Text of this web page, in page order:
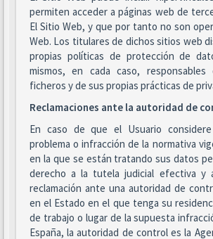
permiten acceder a páginas web de
El Sitio Web, y que por tanto no son
Web. Los titulares de dichos sitios web
propias políticas de protección de
mismos, en cada caso,
ficheros y de sus propias prácticas de
Reclamaciones ante la autoridad de
En caso de que el Usuario
problema o infracción de la normativa
en la que se están tratando sus datos
derecho a la tutela judicial efectiva y
reclamación ante una autoridad de
en el Estado en el que tenga su
de trabajo o lugar de la supuesta
España, la autoridad de control es la